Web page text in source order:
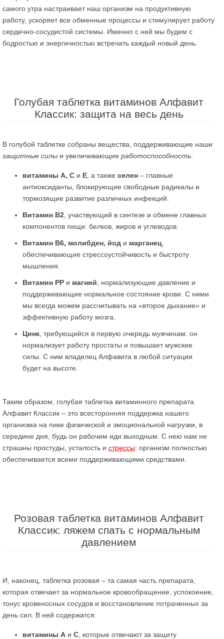
самого утра настраивает наш организм на продуктивную
работу, ускоряет все обменные процессы и стимулирует работу
сердечно-сосудистой системы. Именно с ней мы будем с
бодростью и энергичностью встречать каждый новый день.
Голубая таблетка витаминов Алфавит
Классик: защита на весь день
В голубой таблетке собраны вещества, поддерживающие наши
защитные силы и увеличивающие работоспособность:
витамины А, С и Е , а также селен – главные
антиоксиданты, блокирующие свободные радикалы и
тормозящие развитие различных инфекций.
Витамин В2 , участвующий в синтезе и обмене главных
компонентов пищи: белков, жиров и углеводов.
Витамин В6, молибден, йод и марганец
обеспечивающие стрессоустойчивость и быстроту
мышления.
Витамин РР и магний , нормализующие давление и
поддерживающие нормальное состояние крови. С ними
мы всегда можем рассчитывать на «второе дыхание» и
эффективную работу мозга.
Цинк , требующийся в первую очередь мужчинам: он
нормализует работу простаты и повышает мужские
силы. С ним владелец Алфавита в любой ситуации
будет на высоте.
Таким образом, голубая таблетка витаминного препарата
Алфавит Классик – это всесторонняя поддержка нашего
организма на пике физической и эмоциональной нагрузки, в
середине дня, будь он рабочим иди выходным. С нею нам не
страшны простуды, усталость и стрессы: организм полностью
обеспечивается всеми поддерживающими средствами.
Розовая таблетка витаминов Алфавит
Классик: ляжем спать с нормальным
давлением
И, наконец, таблетка розовая – та самая часть препарата,
которая отвечает за нормальное кровообращение, успокоение,
тонус кровеносных сосудов и восстановление потраченных за
день сил. В ней содержатся:
витамины А и С , которые отвечают за защиту